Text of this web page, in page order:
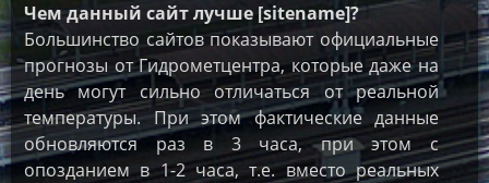
Чем данный сайт лучше [sitename]?
Большинство сайтов показывают официальные
прогнозы от Гидрометцентра, которые даже на
день могут сильно отличаться от реальной
температуры. При этом фактические данные
обновляются раз в 3 часа, при этом с
опозданием в 1-2 часа, т.е. вместо реальных